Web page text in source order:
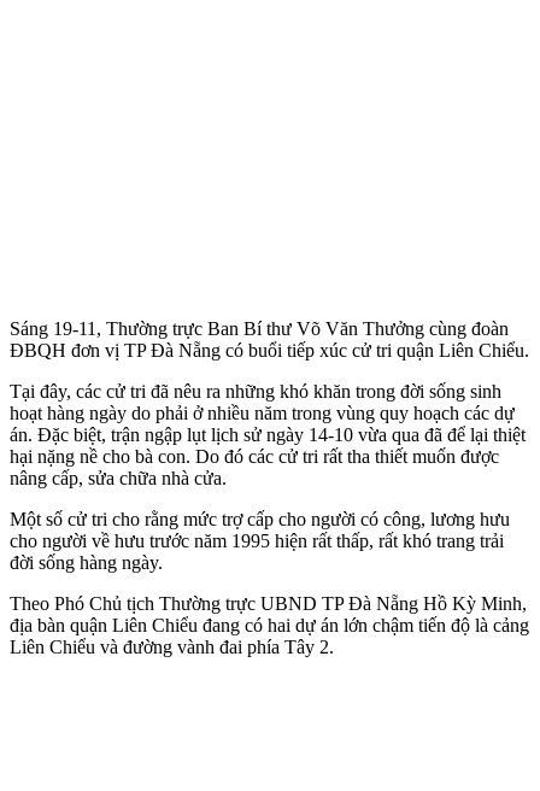
Sáng 19-11, Thường trực Ban Bí thư Võ Văn Thưởng cùng đoàn
ĐBQH đơn vị TP Đà Nẵng có buổi tiếp xúc cử tri quận Liên Chiểu.
Tại đây, các cử tri đã nêu ra những khó khăn trong đời sống sinh
hoạt hàng ngày do phải ở nhiều năm trong vùng quy hoạch các dự
án. Đặc biệt, trận ngập lụt lịch sử ngày 14-10 vừa qua đã để lại thiệt
hại nặng nề cho bà con. Do đó các cử tri rất tha thiết muốn được
nâng cấp, sửa chữa nhà cửa.
Một số cử tri cho rằng mức trợ cấp cho người có công, lương hưu
cho người về hưu trước năm 1995 hiện rất thấp, rất khó trang trải
đời sống hàng ngày.
Theo Phó Chủ tịch Thường trực UBND TP Đà Nẵng Hồ Kỳ Minh,
địa bàn quận Liên Chiểu đang có hai dự án lớn chậm tiến độ là cảng
Liên Chiểu và đường vành đai phía Tây 2.